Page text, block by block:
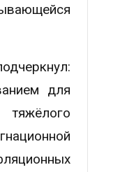
для